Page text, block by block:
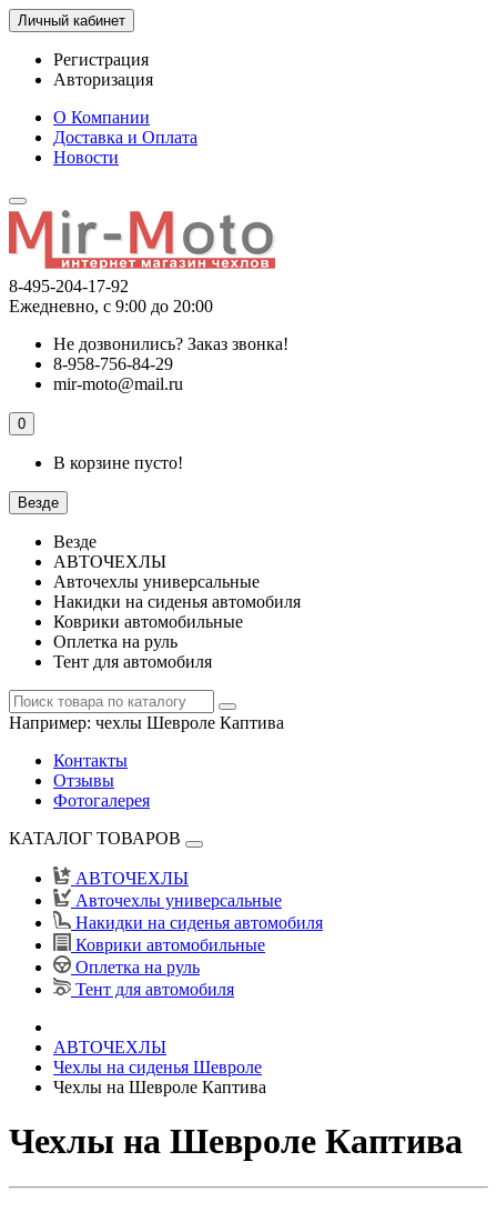
Личный кабинет
Регистрация
Авторизация
О Компании
Доставка и Оплата
Новости
8-495-204-17-92
Ежедневно, с 9:00 до 20:00
Не дозвонились? Заказ звонка!
8-958-756-84-29
mir-moto@mail.ru
0
В корзине пусто!
Везде
Везде
АВТОЧЕХЛЫ
Авточехлы универсальные
Накидки на сиденья автомобиля
Коврики автомобильные
Оплетка на руль
Тент для автомобиля
Например: чехлы Шевроле Каптива
Контакты
Отзывы
Фотогалерея
КАТАЛОГ ТОВАРОВ
АВТОЧЕХЛЫ
Авточехлы универсальные
Накидки на сиденья автомобиля
Коврики автомобильные
Оплетка на руль
Тент для автомобиля
АВТОЧЕХЛЫ
Чехлы на сиденья Шевроле
Чехлы на Шевроле Каптива
Чехлы на Шевроле Каптива